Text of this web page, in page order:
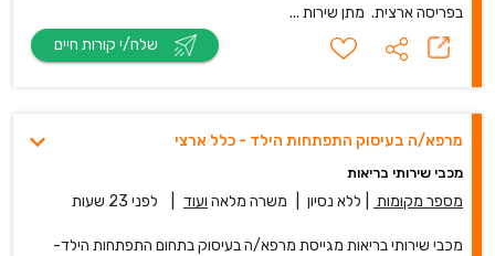
בפריסה ארצית. מתן שירות ...
מרפא/ה בעיסוק התפתחות הילד - כלל ארצי
מכבי שירותי בריאות
מספר מקומות ללא נסיון משרה מלאה ועוד לפני 23 שעות
מכבי שירותי בריאות מגייסת מרפא/ה בעיסוק בתחום התפתחות הילד-